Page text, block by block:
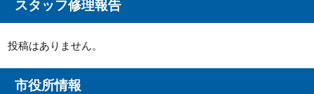
スタッフ修理報告
投稿はありません。
市役所情報